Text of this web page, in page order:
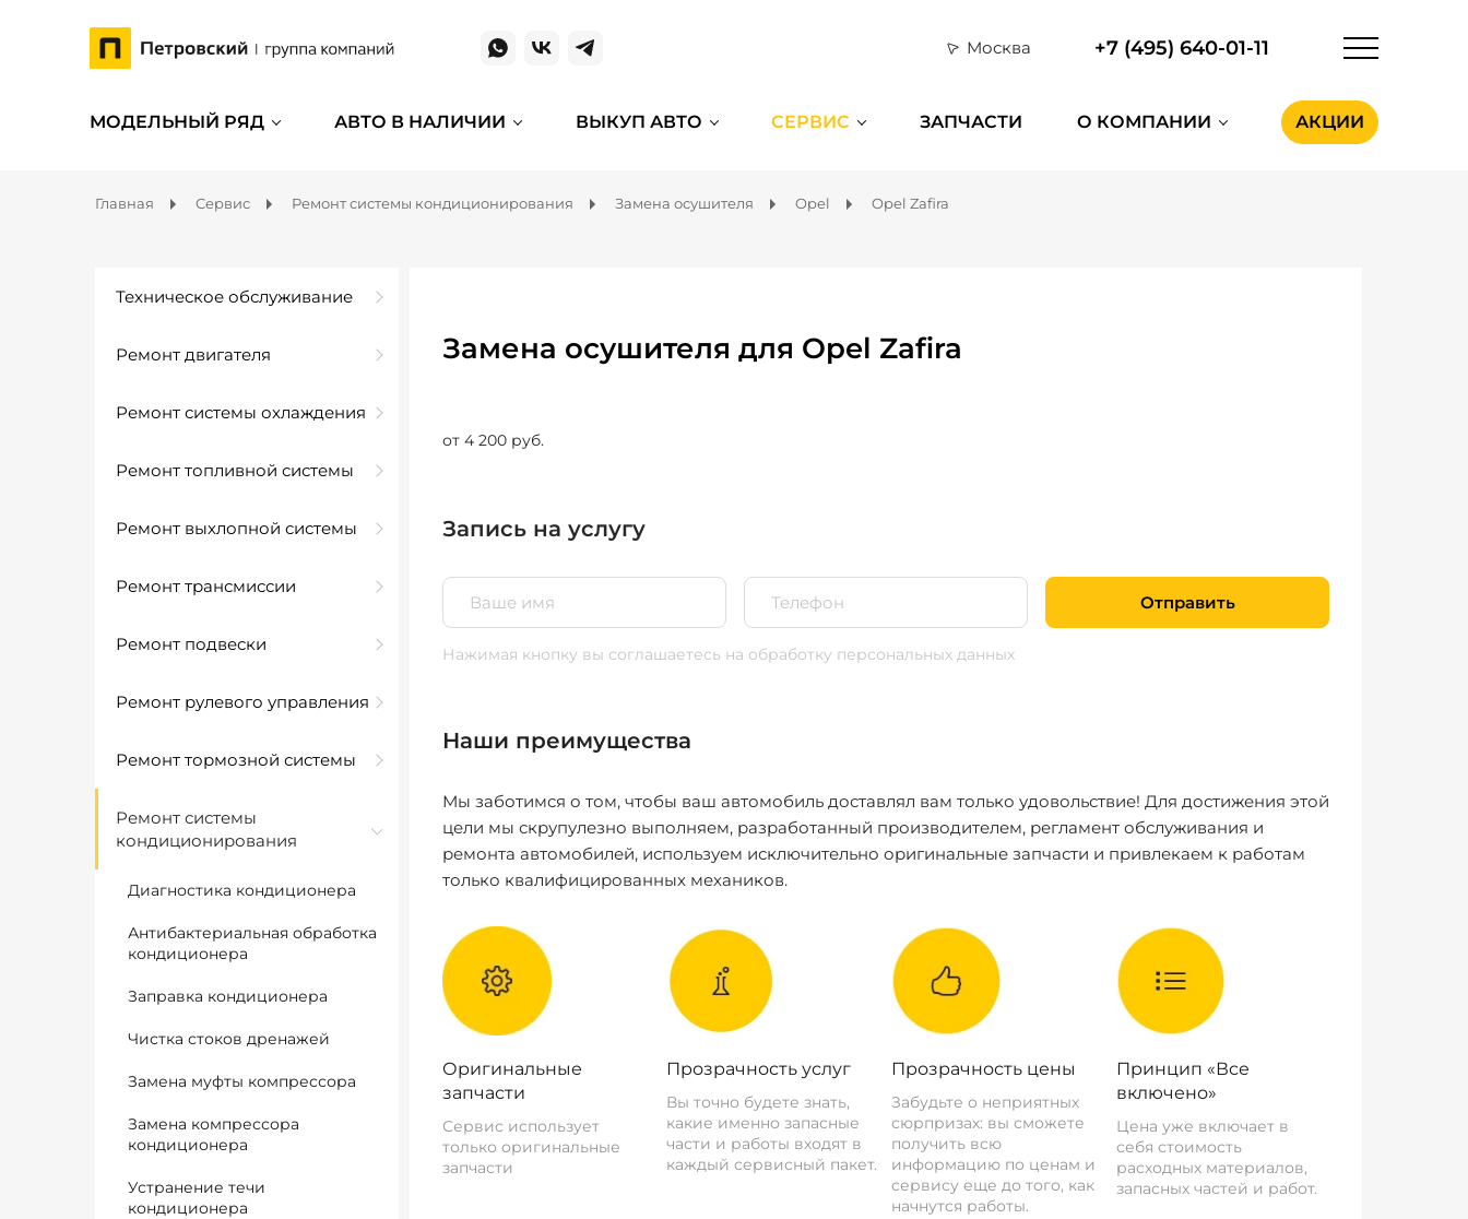
Москва +7 (495) 640-01-11
МОДЕЛЬНЫЙ РЯД АВТО В НАЛИЧИИ ВЫКУП АВТО СЕРВИС ЗАПЧАСТИ О КОМПАНИИ АКЦИИ
Главная Сервис Ремонт системы кондиционирования Замена осушителя Opel Opel Zafira
Техническое обслуживание
Ремонт двигателя
Ремонт системы охлаждения
Ремонт топливной системы
Ремонт выхлопной системы
Ремонт трансмиссии
Ремонт подвески
Ремонт рулевого управления
Ремонт тормозной системы
Ремонт системы
кондиционирования
Диагностика кондиционера
Антибактериальная обработка
кондиционера
Заправка кондиционера
Чистка стоков дренажей
Замена муфты компрессора
Замена компрессора
кондиционера
Устранение течи
кондиционера
Замена осушителя для Opel Zafira
от 4 200 руб.
Запись на услугу
Отправить
Нажимая кнопку вы соглашаетесь на обработку персональных данных
Наши преимущества
Мы заботимся о том, чтобы ваш автомобиль доставлял вам только удовольствие! Для достижения этой
цели мы скрупулезно выполняем, разработанный производителем, регламент обслуживания и
ремонта автомобилей, используем исключительно оригинальные запчасти и привлекаем к работам
только квалифицированных механиков.
Оригинальные
запчасти
Сервис использует
только оригинальные
запчасти
Прозрачность услуг
Вы точно будете знать,
какие именно запасные
части и работы входят в
каждый сервисный пакет.
Прозрачность цены
Забудьте о неприятных
сюрпризах: вы сможете
получить всю
информацию по ценам и
сервису еще до того, как
начнутся работы.
Принцип «Все
включено»
Цена уже включает в
себя стоимость
расходных материалов,
запасных частей и работ.